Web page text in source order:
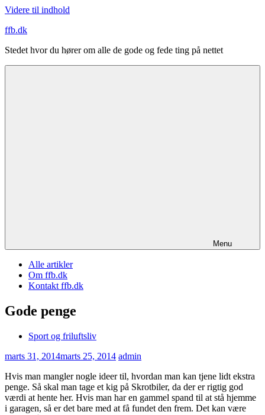
Videre til indhold
ffb.dk
Stedet hvor du hører om alle de gode og fede ting på nettet
Menu
Alle artikler
Om ffb.dk
Kontakt ffb.dk
Gode penge
Sport og friluftsliv
marts 31, 2014marts 25, 2014 admin
Hvis man mangler nogle ideer til, hvordan man kan tjene lidt ekstra
penge. Så skal man tage et kig på Skrotbiler, da der er rigtig god
værdi at hente her. Hvis man har en gammel spand til at stå hjemme
i garagen, så er det bare med at få fundet den frem. Det kan være